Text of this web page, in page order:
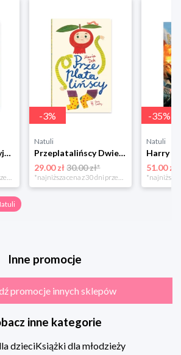
Mój ojciec, mój przyjaciel Element
*najniższa cena z 30 dni przed obniżką
-3%
Natuli
Przeplatalińscy Dwie siostry
29.00 zł 30.00 zł*
*najniższa cena z 30 dni przed obniżką
-35%
Natuli
51.00 zł
Inne promocje
promocje innych sklepów
inne kategorie
dzieciKsiążki dla młodzieży